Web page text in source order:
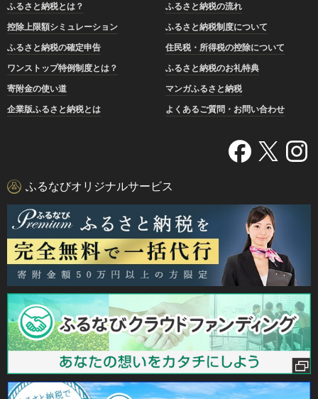
ふるさと納税とは？
ふるさと納税の流れ
控除上限額シミュレーション
ふるさと納税制度について
ふるさと納税の確定申告
住民税・所得税の控除について
ワンストップ特例制度とは？
ふるさと納税のお礼特典
寄附金の使い道
マンガふるさと納税
企業版ふるさと納税とは
よくあるご質問・お問い合わせ
ふるなびオリジナルサービス